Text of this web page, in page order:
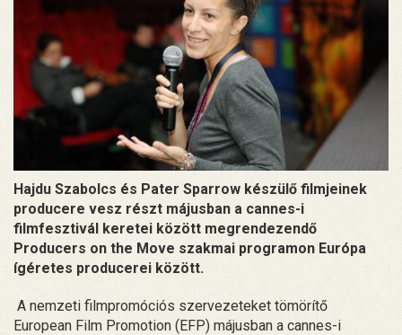
Hajdu Szabolcs és Pater Sparrow készülő filmjeinek
producere vesz részt májusban a cannes-i
filmfesztivál keretei között megrendezendő
Producers on the Move szakmai programon Európa
ígéretes producerei között.
A nemzeti filmpromóciós szervezeteket tömörítő
European Film Promotion (EFP) májusban a cannes-i